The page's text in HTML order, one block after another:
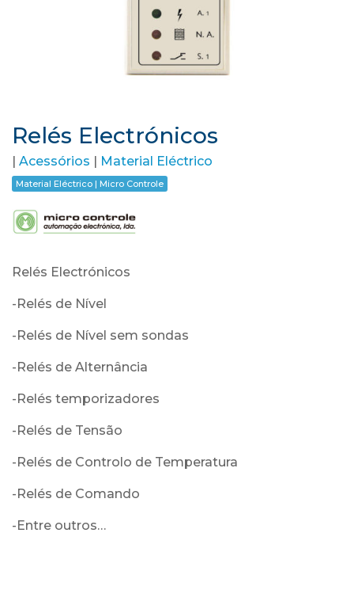
Relés Electrónicos
| Acessórios | Material Eléctrico
Material Eléctrico | Micro Controle
Relés Electrónicos
-Relés de Nível
-Relés de Nível sem sondas
-Relés de Alternância
-Relés temporizadores
-Relés de Tensão
-Relés de Controlo de Temperatura
-Relés de Comando
-Entre outros…